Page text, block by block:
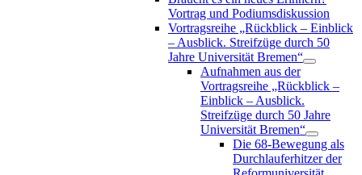
Vortrag und Podiumsdiskussion
Vortragsreihe „Rückblick – Einblick
– Ausblick. Streifzüge durch 50
Jahre Universität Bremen“
Aufnahmen aus der
Vortragsreihe „Rückblick –
Einblick – Ausblick.
Streifzüge durch 50 Jahre
Universität Bremen“
Die 68-Bewegung als
Durchlauferhitzer der